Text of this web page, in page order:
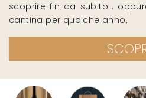
scoprire fin da subito…
cantina per qualche anno.